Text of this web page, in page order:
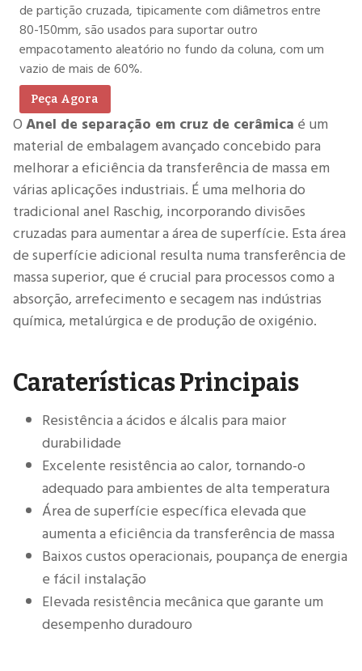
de partição cruzada, tipicamente com diâmetros entre
80-150mm, são usados para suportar outro
empacotamento aleatório no fundo da coluna, com um
vazio de mais de 60%.
Peça Agora
OAnel de separação em cruz de cerâmica é um
material de embalagem avançado concebido para
melhorar a eficiência da transferência de massa em
várias aplicações industriais. É uma melhoria do
tradicional anel Raschig, incorporando divisões
cruzadas para aumentar a área de superfície. Esta área
de superfície adicional resulta numa transferência de
massa superior, que é crucial para processos como a
absorção, arrefecimento e secagem nas indústrias
química, metalúrgica e de produção de oxigénio.
Caraterísticas Principais
Resistência a ácidos e álcalis para maior
durabilidade
Excelente resistência ao calor, tornando-o
adequado para ambientes de alta temperatura
Área de superfície específica elevada que
aumenta a eficiência da transferência de massa
Baixos custos operacionais, poupança de energia
e fácil instalação
Elevada resistência mecânica que garante um
desempenho duradouro